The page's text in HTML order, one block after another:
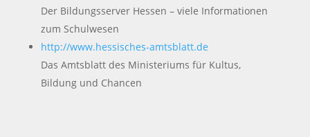
Der Bildungsserver Hessen – viele Informationen
zum Schulwesen
http://www.hessisches-amtsblatt.de
Das Amtsblatt des Ministeriums für Kultus,
Bildung und Chancen